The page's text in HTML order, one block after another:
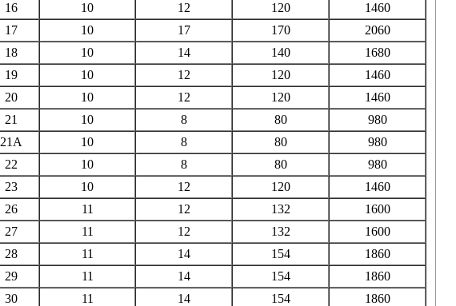
16
10 12 120
1460
17
10 17 170
2060
18
10 14 140
1680
19
10 12 120
1460
20
10 12 120
1460
21
10 8 80
980
21A
10 8 80
980
22
10 8 80
980
23
10 12 120
1460
26
11 12 132
1600
27
11 12 132
1600
28
11 14 154
1860
29
11 14 154
1860
30
11 14 154
1860